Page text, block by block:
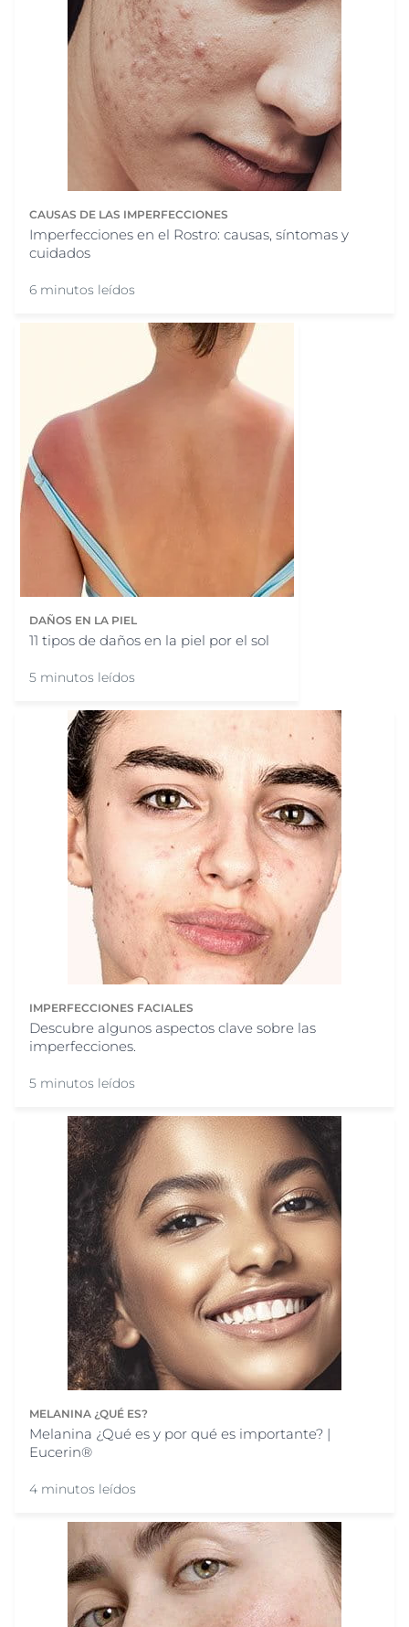
CAUSAS DE LAS IMPERFECCIONES
Imperfecciones en el Rostro: causas, síntomas y
cuidados
6 minutos leídos
DAÑOS EN LA PIEL
11 tipos de daños en la piel por el sol
5 minutos leídos
IMPERFECCIONES FACIALES
Descubre algunos aspectos clave sobre las
imperfecciones.
5 minutos leídos
MELANINA ¿QUÉ ES?
Melanina ¿Qué es y por qué es importante? |
Eucerin®
4 minutos leídos